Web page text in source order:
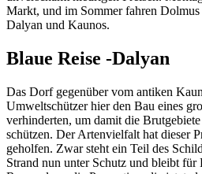
Markt, und im Sommer fahren Dolmus
Dalyan und Kaunos.
Blaue Reise -Dalyan
Das Dorf gegenüber vom antiken
Umweltschützer hier den Bau eines
verhinderten, um damit die
schützen. Der Artenvielfalt hat dieser
geholfen. Zwar steht ein Teil des
Strand nun unter Schutz und bleibt für